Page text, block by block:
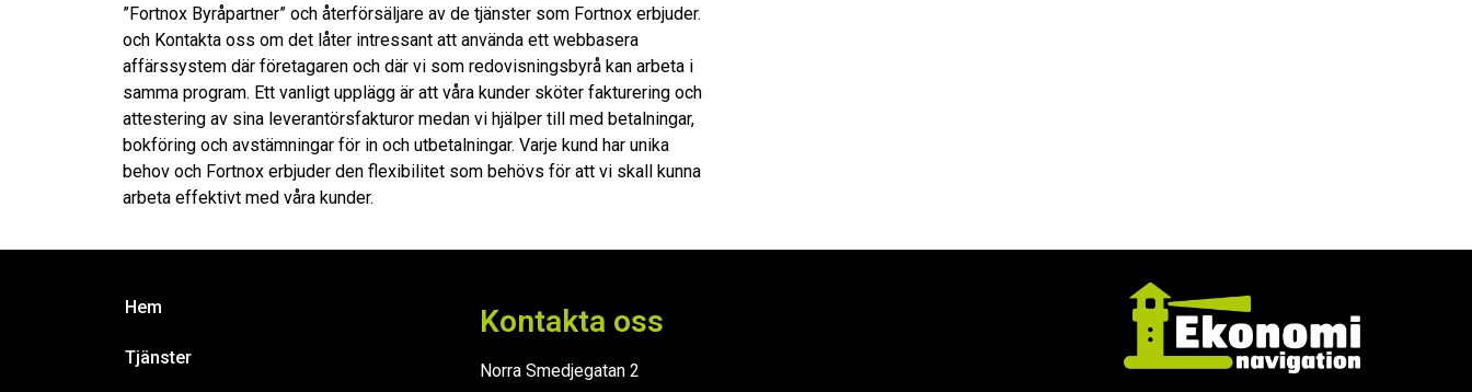
”Fortnox Byråpartner” och återförsäljare av de tjänster som Fortnox erbjuder.
och Kontakta oss om det låter intressant att använda ett webbasera
affärssystem där företagaren och där vi som redovisningsbyrå kan arbeta i
samma program. Ett vanligt upplägg är att våra kunder sköter fakturering och
attestering av sina leverantörsfakturor medan vi hjälper till med betalningar,
bokföring och avstämningar för in och utbetalningar. Varje kund har unika
behov och Fortnox erbjuder den flexibilitet som behövs för att vi skall kunna
arbeta effektivt med våra kunder.
Hem
Tjänster
Kontakta oss
Norra Smedjegatan 2